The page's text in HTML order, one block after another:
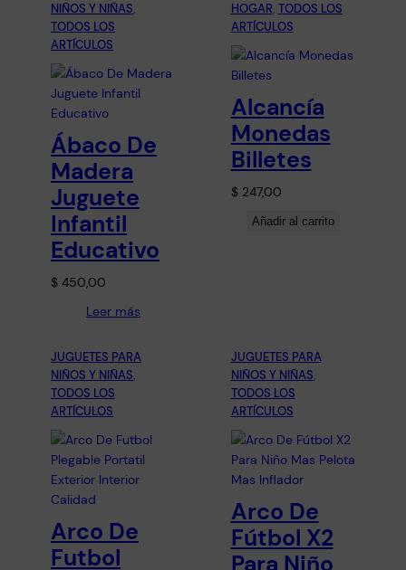
NIÑOS Y NIÑAS
TODOS LOS
ARTÍCULOS
Ábaco De
Madera
Juguete
Infantil
Educativo
$ 450,00
Leer más
HOGAR, TODOS LOS
ARTÍCULOS
Alcancía
Monedas
Billetes
$247,00
Añadir al carrito
JUGUETES PARA
NIÑOS Y NIÑAS
TODOS LOS
ARTÍCULOS
Arco De
Futbol
JUGUETES PARA
NIÑOS Y NIÑAS
TODOS LOS
ARTÍCULOS
Arco De
Fútbol X2